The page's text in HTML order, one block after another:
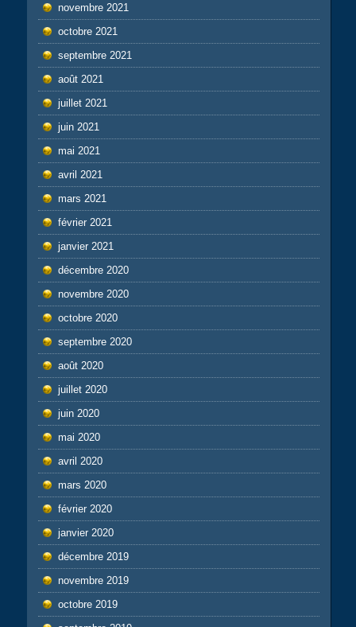
novembre 2021
octobre 2021
septembre 2021
août 2021
juillet 2021
juin 2021
mai 2021
avril 2021
mars 2021
février 2021
janvier 2021
décembre 2020
novembre 2020
octobre 2020
septembre 2020
août 2020
juillet 2020
juin 2020
mai 2020
avril 2020
mars 2020
février 2020
janvier 2020
décembre 2019
novembre 2019
octobre 2019